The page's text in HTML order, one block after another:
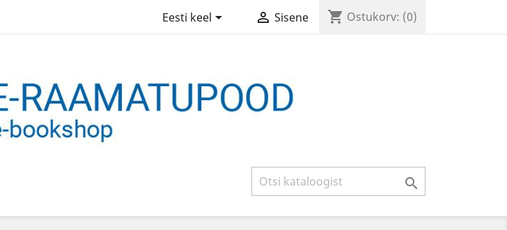
Eesti keel  Sisene shopping_cart Ostukorv: (0)
